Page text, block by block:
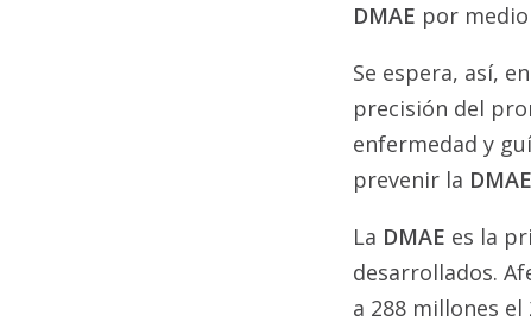
DMAE por
Se espera, así,
precisión del
enfermedad y
prevenir la DMAE
La DMAE es la
desarrollados.
a 288 millones